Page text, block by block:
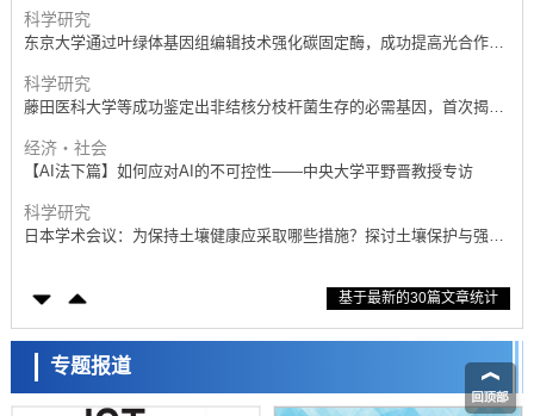
科学研究
东京大学通过叶绿体基因组编辑技术强化碳固定酶，成功提高光合作用
科学研究
藤田医科大学等成功鉴定出非结核分枝杆菌生存的必需基因，首次揭示
经济・社会
【AI法下篇】如何应对AI的不可控性——中央大学平野晋教授专访
科学研究
日本学术会议：为保持土壤健康应采取哪些措施？探讨土壤保护与强化
大阪大学开发基于水氢键网络的温度预测新方法，AI从分子排列信息中
经济・社会
【AI法上篇】如何对“将人生交给AI”保持危机感——中央大学平野晋教
授专访
科学研究
基于最新的30篇文章统计
专题报道